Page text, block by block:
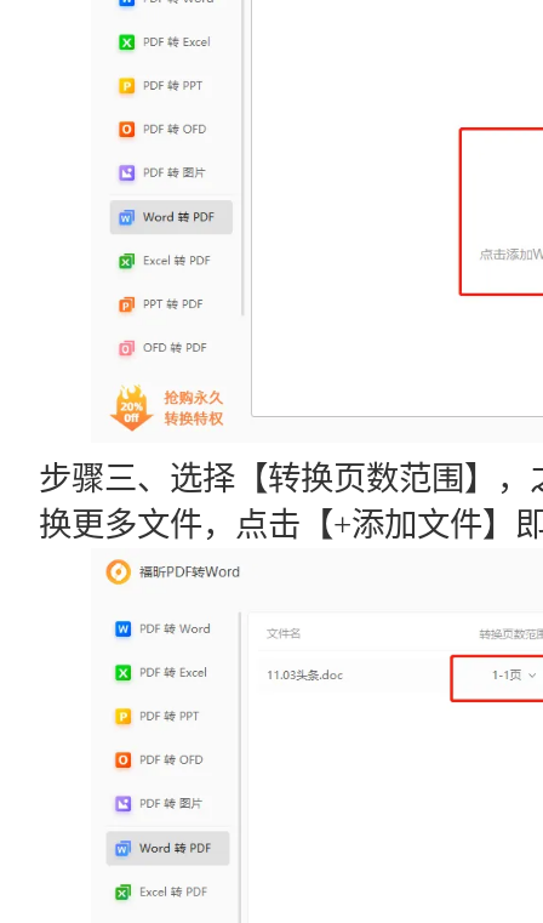
步骤三、选择【转换页数范围】
换更多文件，点击【+添加文件】